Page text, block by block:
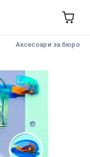
Аксесоари за бюро